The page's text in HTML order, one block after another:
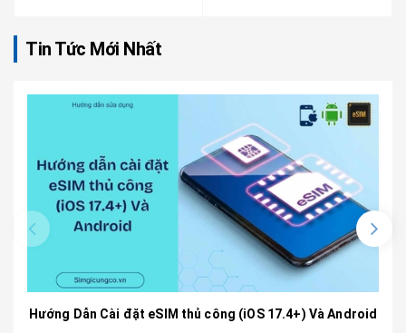
Tin Tức Mới Nhất
Hướng Dẫn Cài đặt eSIM thủ công (iOS 17.4+) Và Android